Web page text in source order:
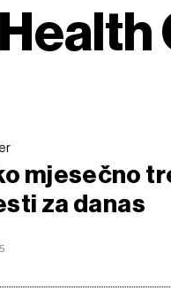
mjesečno
za danas